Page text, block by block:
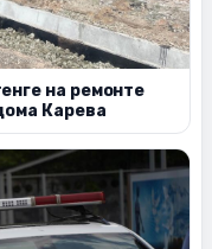
на ремонте
Карева